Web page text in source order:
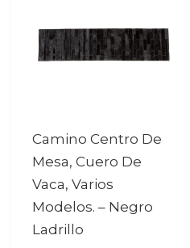
Camino Centro De
Mesa, Cuero De
Vaca, Varios
Modelos. – Negro
Ladrillo